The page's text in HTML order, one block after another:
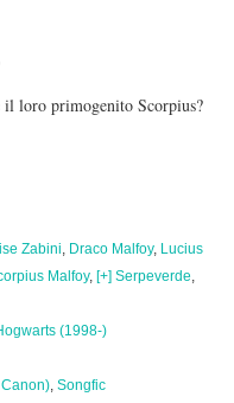
loro primogenito Scorpius?
Zabini, Draco Malfoy, Lucius
Malfoy, [+] Serpeverde,
(1998-)
, Songfic